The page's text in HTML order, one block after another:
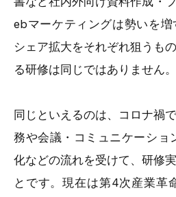
ebマーケティングは勢いを
シェア拡大をそれぞれ狙うも
る研修は同じではありません。
同じといえるのは、コロナ禍
務や会議・コミュニケーショ
化などの流れを受けて、研修
とです。現在は第4次産業革